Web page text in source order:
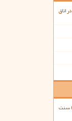
اتاق
قیمت جهانی طلا امروز ۱۵ مرداد هر اونس به ۴۲۶۵ دلار و ۲۲ سنت